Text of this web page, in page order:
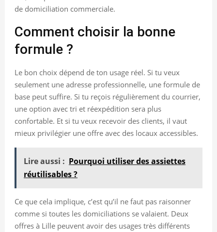
de domiciliation commerciale.
Comment choisir la bonne
formule ?
Le bon choix dépend de ton usage réel. Si tu veux
seulement une adresse professionnelle, une formule de
base peut suffire. Si tu reçois régulièrement du courrier,
une option avec tri et réexpédition sera plus
confortable. Et si tu veux recevoir des clients, il vaut
mieux privilégier une offre avec des locaux accessibles.
Lire aussi : Pourquoi utiliser des assiettes
réutilisables ?
Ce que cela implique, c’est qu’il ne faut pas raisonner
comme si toutes les domiciliations se valaient. Deux
offres à Lille peuvent avoir des usages très différents